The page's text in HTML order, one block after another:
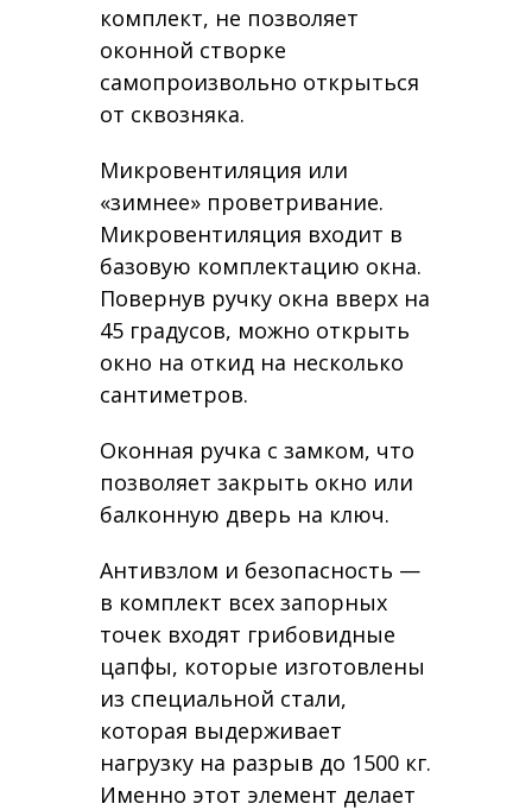
комплект, не позволяет
оконной створке
самопроизвольно открыться
от сквозняка.
Микровентиляция или
«зимнее» проветривание.
Микровентиляция входит в
базовую комплектацию окна.
Повернув ручку окна вверх на
45 градусов, можно открыть
окно на откид на несколько
сантиметров.
Оконная ручка с замком, что
позволяет закрыть окно или
балконную дверь на ключ.
Антивзлом и безопасность —
в комплект всех запорных
точек входят грибовидные
цапфы, которые изготовлены
из специальной стали,
которая выдерживает
нагрузку на разрыв до 1500 кг.
Именно этот элемент делает